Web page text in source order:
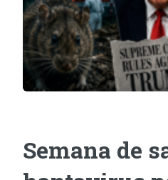
Semana de